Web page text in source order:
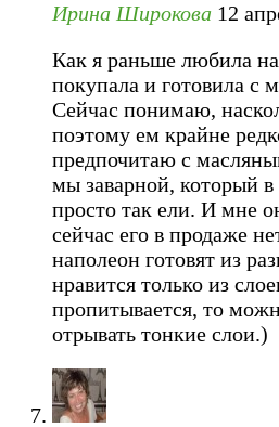
Ирина Широкова 12
Как я раньше любила
покупала и готовила с
Сейчас понимаю,
поэтому ем крайне
предпочитаю с
мы заварной, который в
просто так ели. И мне
сейчас его в продаже
наполеон готовят из
нравится только из
пропитывается, то
отрывать тонкие слои.)